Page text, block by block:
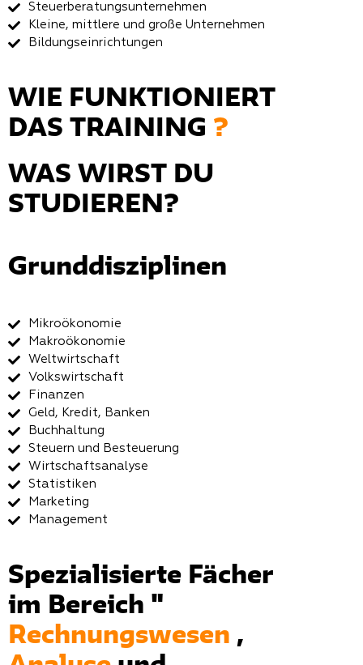
Steuerberatungsunternehmen
Kleine, mittlere und große Unternehmen
Bildungseinrichtungen
WIE FUNKTIONIERT
DAS TRAINING ?
WAS WIRST DU
STUDIEREN?
Grunddisziplinen
Mikroökonomie
Makroökonomie
Weltwirtschaft
Volkswirtschaft
Finanzen
Geld, Kredit, Banken
Buchhaltung
Steuern und Besteuerung
Wirtschaftsanalyse
Statistiken
Marketing
Management
Spezialisierte Fächer
im Bereich "
Rechnungswesen ,